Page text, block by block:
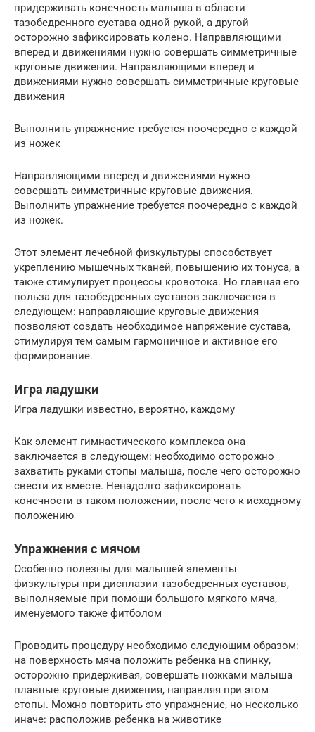
придерживать конечность малыша в области
тазобедренного сустава одной рукой, а другой
осторожно зафиксировать колено. Направляющими
вперед и движениями нужно совершать симметричные
круговые движения. Направляющими вперед и
движениями нужно совершать симметричные круговые
движения
Выполнить упражнение требуется поочередно с каждой
из ножек
Направляющими вперед и движениями нужно
совершать симметричные круговые движения.
Выполнить упражнение требуется поочередно с каждой
из ножек.
Этот элемент лечебной физкультуры способствует
укреплению мышечных тканей, повышению их тонуса, а
также стимулирует процессы кровотока. Но главная его
польза для тазобедренных суставов заключается в
следующем: направляющие круговые движения
позволяют создать необходимое напряжение сустава,
стимулируя тем самым гармоничное и активное его
формирование.
Игра ладушки
Игра ладушки известно, вероятно, каждому
Как элемент гимнастического комплекса она
заключается в следующем: необходимо осторожно
захватить руками стопы малыша, после чего осторожно
свести их вместе. Ненадолго зафиксировать
конечности в таком положении, после чего к исходному
положению
Упражнения с мячом
Особенно полезны для малышей элементы
физкультуры при дисплазии тазобедренных суставов,
выполняемые при помощи большого мягкого мяча,
именуемого также фитболом
Проводить процедуру необходимо следующим образом:
на поверхность мяча положить ребенка на спинку,
осторожно придерживая, совершать ножками малыша
плавные круговые движения, направляя при этом
стопы. Можно повторить это упражнение, но несколько
иначе: расположив ребенка на животике